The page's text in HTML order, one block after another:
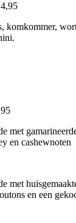
komkommer,
met
en cashewnoten
met
en een